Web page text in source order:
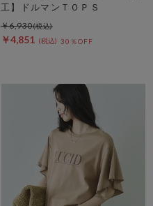
工】ドルマンＴＯＰＳ
￥4,851 30％OFF
￥6,930